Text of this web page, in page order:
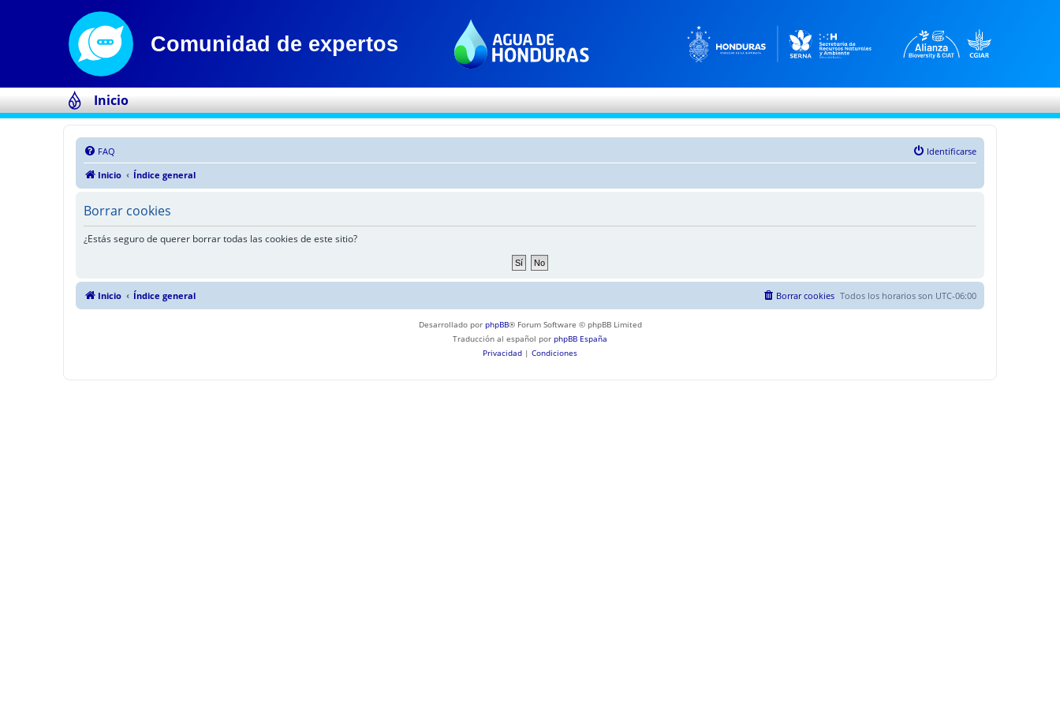
Inicio
FAQ
Identificarse
Inicio
Índice general
Borrar cookies
¿Estás seguro de querer borrar todas las cookies de este sitio?
Inicio Índice general Todos los horarios son UTC-06:00
Borrar cookies
Desarrollado por phpBB® Forum Software © phpBB Limited
Traducción al español por phpBB España
Privacidad | Condiciones